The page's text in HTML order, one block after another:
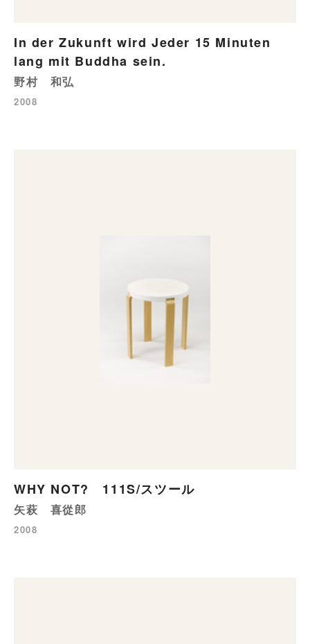
In der Zukunft wird Jeder 15 Minuten
lang mit Buddha sein.
野村 和弘
2008
WHY NOT? 111S/スツール
矢萩 喜從郎
2008